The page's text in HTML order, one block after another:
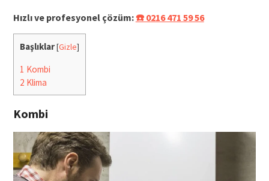
Hızlı ve profesyonel çözüm:☎️ 0216 471 59 56
Başlıklar [Gizle]
1 Kombi
2 Klima
Kombi